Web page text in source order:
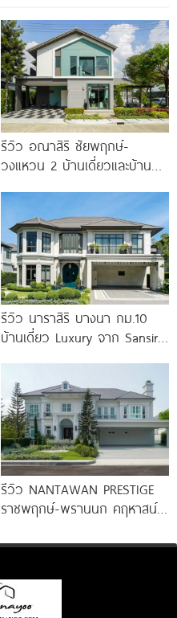
รีวิว อณาสิริ ชัยพฤกษ์-
วงแหวน 2 บ้านเดี่ยวและบ้าน
บางกรวย-ไทรน้อย เริ่ม 4.59
ล้าน*
รีวิว นาราสิริ บางนา กม.10
บ้านเดี่ยว Luxury จาก Sansiri
รีวิว NANTAWAN PRESTIGE
ราชพฤกษ์-พรานนก คฤหาสน์
เริ่ม